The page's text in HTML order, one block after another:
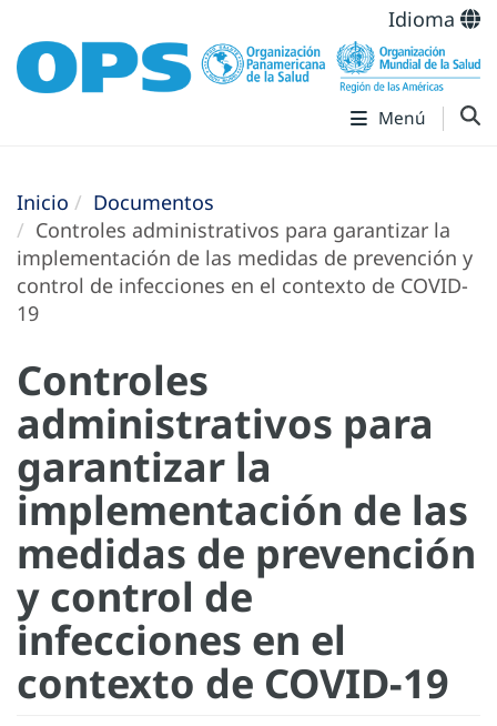
Idioma
Menú
Inicio
Documentos
Controles administrativos para garantizar la
implementación de las medidas de prevención y
control de infecciones en el contexto de COVID-
19
Controles
administrativos para
garantizar la
implementación de las
medidas de prevención
y control de
infecciones en el
contexto de COVID-19